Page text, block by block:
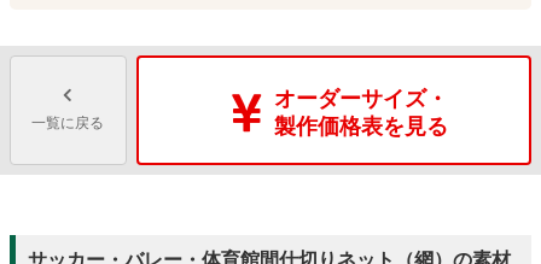
一覧に戻る
オーダーサイズ・
製作価格表を見る
サッカー・バレー・体育館間仕切りネット（網）の素材